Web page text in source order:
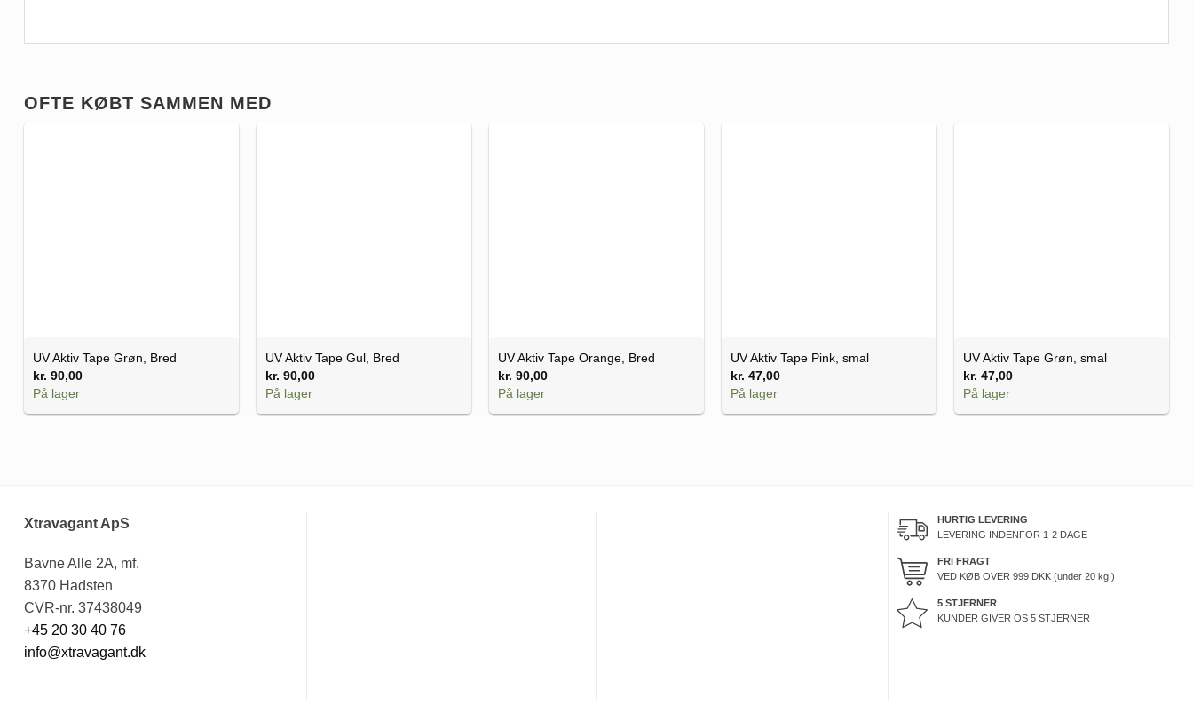
OFTE KØBT SAMMEN MED
UV Aktiv Tape Grøn, Bred
kr. 90,00
På lager
UV Aktiv Tape Gul, Bred
kr. 90,00
På lager
UV Aktiv Tape Orange, Bred
kr. 90,00
På lager
UV Aktiv Tape Pink, smal
kr. 47,00
På lager
UV Aktiv Tape Grøn, smal
kr. 47,00
På lager
Xtravagant ApS
Bavne Alle 2A, mf.
8370 Hadsten
CVR-nr. 37438049
+45 20 30 40 76
info@xtravagant.dk
HURTIG LEVERING
LEVERING INDENFOR 1-2 DAGE
FRI FRAGT
VED KØB OVER999 DKK (under 20 kg.)
5 STJERNER
KUNDER GIVER OS 5 STJERNER